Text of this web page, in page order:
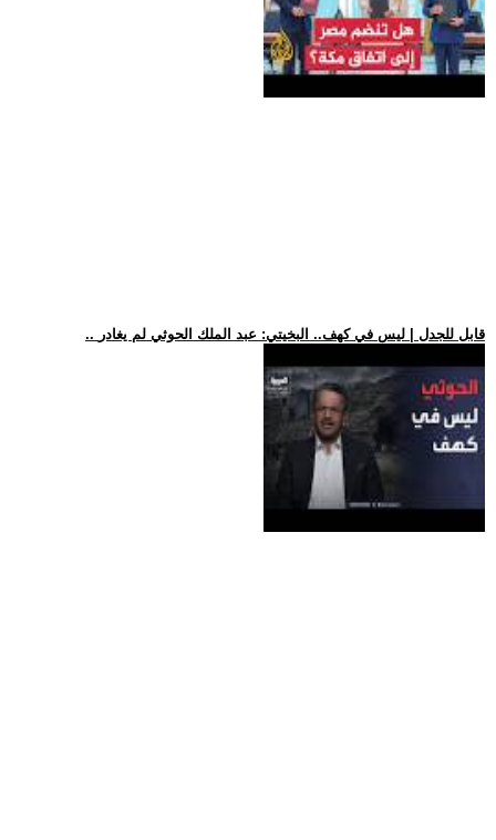
.. قابل للجدل | ليس في كهف.. البخيتي: عبد الملك الحوثي لم يغادر